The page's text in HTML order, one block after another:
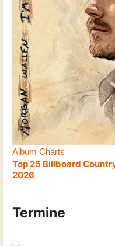
Album Charts
Top 25 Billboard
2026
Termine